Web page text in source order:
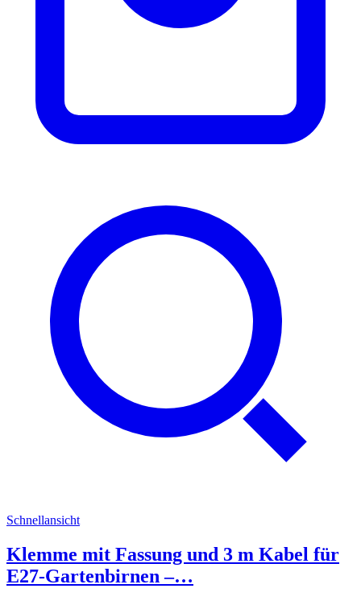
Schnellansicht
Klemme mit Fassung und 3 m Kabel für
E27-Gartenbirnen –…